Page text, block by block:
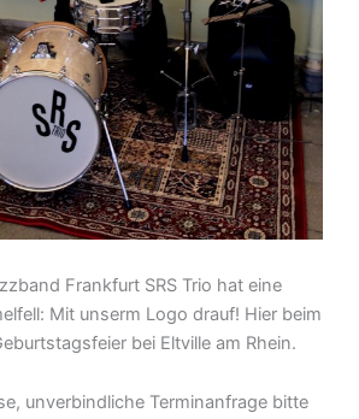
Frankfurt SRS Trio hat eine
Mit unserm Logo drauf! Hier beim
bei Eltville am Rhein.
unverbindliche Terminanfrage bitte